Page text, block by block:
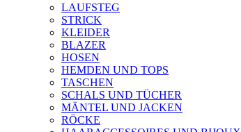
LAUFSTEG
STRICK
KLEIDER
BLAZER
HOSEN
HEMDEN UND TOPS
TASCHEN
SCHALS UND TÜCHER
MÄNTEL UND JACKEN
RÖCKE